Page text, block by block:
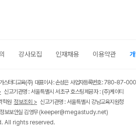
강사모집 인재채용 이용약관
스터디교육(주) 대표이사 : 손성은 사업자등록번호 : 780-87-
신고기관명 : 서울특별시 서초구 호스팅제공자 : (주)케이티
학원 정보조회 > 신고기관명 : 서울특별시 강남교육지원청
보보안실 김영무(keeper@megastudy.net)
All rights reserved.